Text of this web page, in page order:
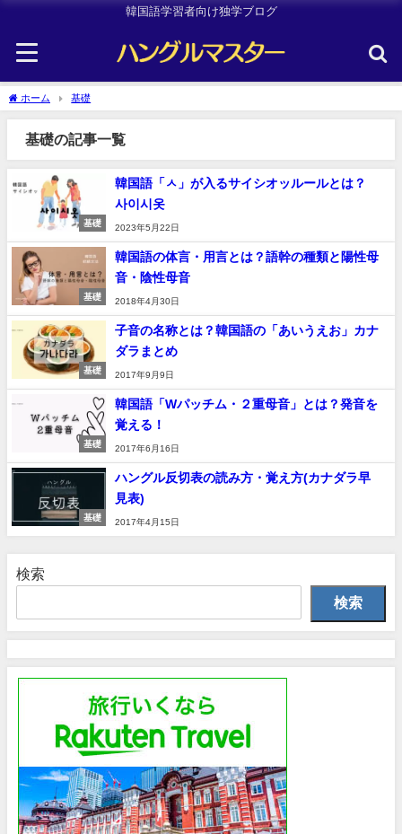
韓国語学習者向け独学ブログ
ホーム 基礎
基礎の記事一覧
基礎
韓国語「ㅅ」が入るサイシオッルールとは？
사이시옷
2023年5月22日
基礎
韓国語の体言・用言とは？語幹の種類と陽性母
音・陰性母音
2018年4月30日
基礎
子音の名称とは？韓国語の「あいうえお」カナ
ダラまとめ
2017年9月9日
基礎
韓国語「Wパッチム・２重母音」とは？発音を
覚える！
2017年6月16日
基礎
ハングル反切表の読み方・覚え方(カナダラ早
見表)
2017年4月15日
検索
検索